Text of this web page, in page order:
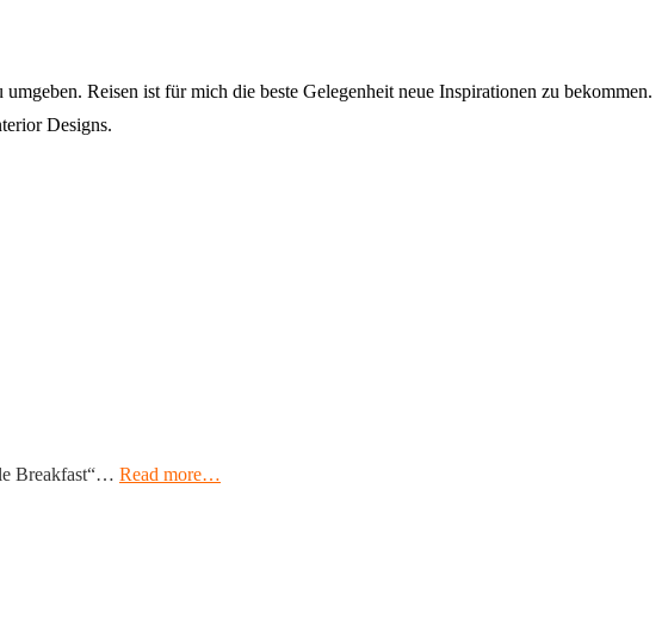
Reisen ist für mich die beste Gelegenheit neue Inspirationen zu bekommen.
Designs.
Breakfast“… Read more…